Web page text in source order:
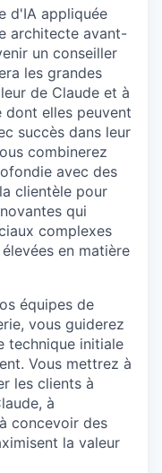
d'IA appliquée
architecte avant-
un conseiller
les grandes
de Claude et à
dont elles peuvent
succès dans leur
combinerez
avec des
clientèle pour
qui
complexes
en matière
équipes de
vous guiderez
technique initiale
Vous mettrez à
les clients à
à
concevoir des
la valeur